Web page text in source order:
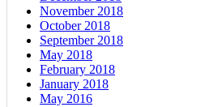
November 2018
October 2018
September 2018
May 2018
February 2018
January 2018
May 2016